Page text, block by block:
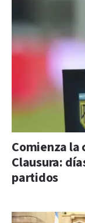
Comienza la
Clausura:
partidos